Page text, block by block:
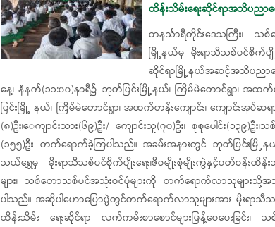
ထိန်းသိမ်း​ရေးဆိုင်ရာအသိပညာ
တနင်္သာရီတိုင်းဒေသကြီး၊ သစ်
မြို့နယ်မှ မိုးရာသီသစ်ပင်စိုက်ပျိုး
ဆိုင်ရာမြို့နယ်အဆင့်အသိပညာပေ
နေ့၊ နံနက်(၁၁:၀၀)နာရီ၌ ဘုတ်ပြင်းမြို့နယ်၊ ကြိမ်မဲတောင်ရွာ၊ အ
ပြင်းမြို့ နယ်၊​ ကြိမ်မဲ​တောင်ရွာ၊ အထက်တန်းကျောင်း၊ ကျောင်းအုပ်ဆရာမ
(၈)ဦး၊​ေကျာင်းသား(၆၉)ဦး/ ကျောင်းသူ(၇၀)ဦး၊ စုစုပေါင်း(၁၃၉)ဦး၊
(၁၅၅)ဦး တက်ရောက်ခဲ့ကြပါသည်။ အခမ်းအနားတွင် ဘုတ်ပြင်းမြို့နယ်၊
သယ်​ရွှေမှ မိုးရာသီသစ်ပင်စိုက်ပျိုးရေး၊ဇီဝမျိုးစုံမျိုးကွဲနှင့်ပတ်ဝန်းထိ
များ၊ သစ်တောသစ်ပင်အသုံးဝင်ပုံများကို တက်ရောက်လာသူများသို့အသိ
ပါသည်။ အဆိုပါဟောပြောပွဲတွင်တက်ရောက်လာသူများအား မိုးရာသီသစ်
ထိန်းသိမ်း​ ရေးဆိုင်ရာ လက်ကမ်းစာစောင်များဖြန့်ဝေပေးခြင်း၊ သ